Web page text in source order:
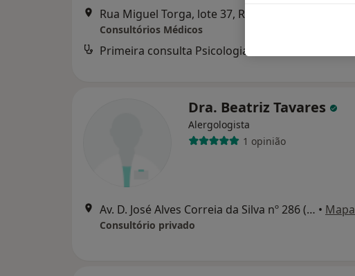
Rua Miguel Torga, lote 37, R/C Dto, Leiria
Consultórios Médicos
Primeira consulta Psicologia
Dra. Beatriz Tavares
Alergologista
1 opinião
Av. D. José Alves Correia da Silva nº 286 (CLINIFÁTIMA), Fátima • Mapa
Consultório privado